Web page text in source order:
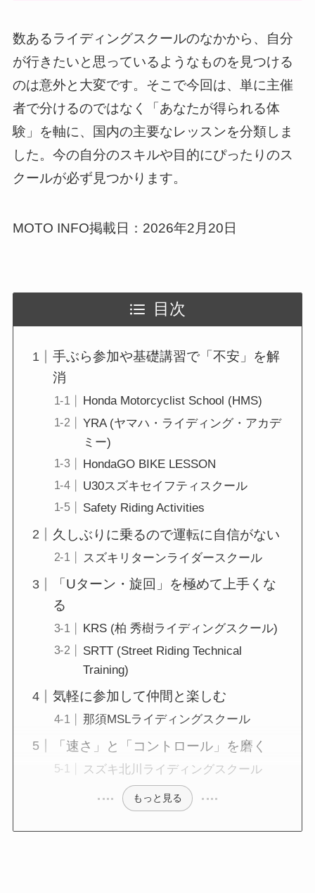
数あるライディングスクールのなかから、自分
が行きたいと思っているようなものを見つける
のは意外と大変です。そこで今回は、単に主催
者で分けるのではなく「あなたが得られる体
験」を軸に、国内の主要なレッスンを分類しま
した。今の自分のスキルや目的にぴったりのス
クールが必ず見つかります。
MOTO INFO掲載日：2026年2月20日
目次
手ぶら参加や基礎講習で「不安」を解
消
Honda Motorcyclist School (HMS)
YRA (ヤマハ・ライディング・アカデ
ミー)
HondaGO BIKE LESSON
U30スズキセイフティスクール
Safety Riding Activities
久しぶりに乗るので運転に自信がない
スズキリターンライダースクール
「Uターン・旋回」を極めて上手くな
る
KRS (柏 秀樹ライディングスクール)
SRTT (Street Riding Technical
Training)
気軽に参加して仲間と楽しむ
那須MSLライディングスクール
「速さ」と「コントロール」を磨く
スズキ北川ライディングスクール
もっと見る